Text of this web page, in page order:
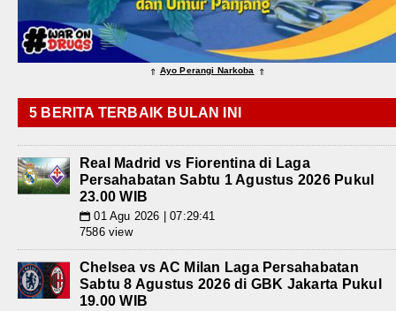
⇑ Ayo Perangi Narkoba ⇑
5 BERITA TERBAIK BULAN INI
Real Madrid vs Fiorentina di Laga
Persahabatan Sabtu 1 Agustus 2026 Pukul
23.00 WIB
📅 01 Agu 2026 | 07:29:41
7586 view
Chelsea vs AC Milan Laga Persahabatan
Sabtu 8 Agustus 2026 di GBK Jakarta Pukul
19.00 WIB